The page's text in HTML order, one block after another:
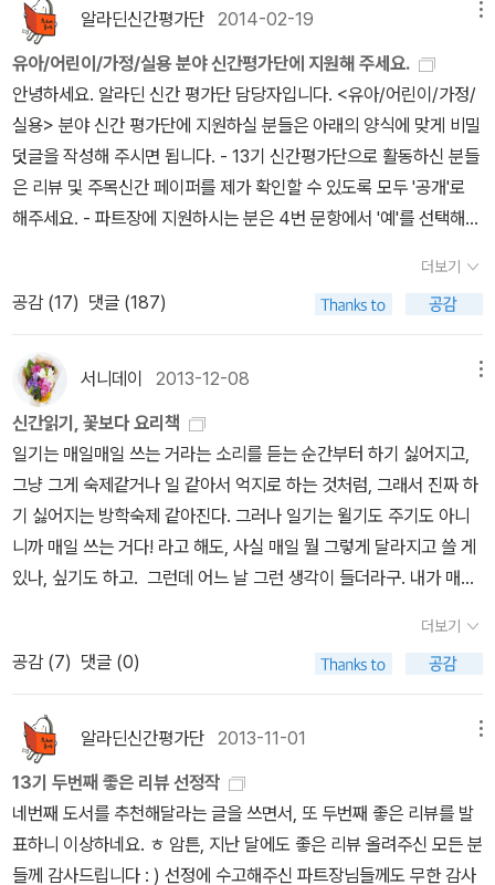
진 (지은이)휴먼앤북스(Human&Books)2013-08-26 3. 우
리 땅 기차여행 김성은 | 조지욱 (지은이)
3-12-05 4. 엄마 손맛이 그립다김상영 | 김경남 (지은이)스타
일북스2013-11-11 5. 세계와 만나는 그림책 무라타 히로코
(글)테즈카 아케미 (그림)강인 (옮긴이)츠지하라 야스오 (감수)사계
절출판사 2013-08-22 이 중 단 한권만을 고른다면 저는 <나쁜
학교>를 고르겠습니다.13기 신간평가단 활동을 하며 감사했습니다.
파트장으로 활동하셨던 ‘꿀꿀페파’님도 수고 많이 하셨습니다.
알라딘신간평가단 2014-02-19
유아/어린이/가정/실용 분야 신간평가단에 지원해 주세요.
안녕하세요. 알라딘 신간 평가단 담당자입니다. <유아/어린이/가정/
실용> 분야 신간 평가단에 지원하실 분들은 아래의 양식에 맞게 비밀
덧글을 작성해 주시면 됩니다. - 13기 신간평가단으로 활동하신 분들
은 리뷰 및 주목신간 페이퍼를 제가 확인할 수 있도록 모두 '공개'로
해주세요. - 파트장에 지원하시는 분은 4번 문항에서 '예'를 선택해
트장을 하셨던 분들도 지원해주셔도 좋습니다 :) 단, 파트장 지원 여
부가 당락에 결정을 미치지는 않습니다. ===============
======================================
======================================
== 1. 간단한 소개 및 하고 싶은 말을 남겨 주세요.2. 최근 작성한 리
뷰 주소를 남겨 주세요. (리뷰 주소를 남기지 않을 경우 선정에서
제외됩니다. 반드시 '가장 최근' 리뷰가 아니어도 됩니다.)3. 13기 신
간평가단으로 활동하셨나요? (예/아니오)4. 유아/어린이/가정/실용
분야 파트장으로 지원하시겠습니까? (예/아니오) ==========
======================================
======================================
======= 신청 기간 : 2월 19일~3월 9일지원하시기 전에 모집 공
지글을 꼭 읽어주세요. 타 분야와의 복수지원이 불가능합니다. 13기
:)아래 도서들에 관심이 가신다면 유아/어린이/가정/실용 분야에 지
원해주세요.
더보기
공감 (17) 댓글 (187)
서니데이 2013-12-08
신간읽기, 꽃보다 요리책
일기는 매일매일 쓰는 거라는 소리를 듣는 순간부터 하기 싫어지고,
그냥 그게 숙제같거나 일 같아서 억지로 하는 것처럼, 그래서 진짜 하
기 싫어지는 방학숙제 같아진다. 그러나 일기는 윌기도 주기도 아니
니까 매일 쓰는 거다! 라고 해도, 사실 매일 뭘 그렇게 달라지고 쓸 게
있나, 싶기도 하고. 그런데 어느 날 그런 생각이 들더라구. 내가 매일
을 벗어날 엄두를 내지 못해서 어쩌면 그런 사실조차 알고싶지 않았
을지도 모른다는 그런 생각말이야. 그래서 일기를 꼭 써보라고 누가
그랬어. 일기를 써보면, 하기 싫겠지만 그래도 조금이라도 써보면, 자
기 기록이 생긴다고. 나는 기억이 나쁘다, 잘 잊어버린다, 계획성 없다
하면서도 쓰는 게 부담스럽던데. 그래도 꼭 어떤 형식을 갖춰서 해야
하는 게 아니라면 할 수 있는 거 아닐까, 그런 생각으로 조금씩 써보면
좋을 것 같은데. 안녕하세요. 어제 페이퍼를 썼는데, 오늘도 또 씁니
다. 매일 쓰는 건 아무래도 안 반가워 하시는 분이 보신다면 좋아하지
더보기
공감 (7) 댓글 (0)
알라딘신간평가단 2013-11-01
13기 두번째 좋은 리뷰 선정작
네번째 도서를 추천해달라는 글을 쓰면서, 또 두번째 좋은 리뷰를 발
표하니 이상하네요. ㅎ 암튼, 지난 달에도 좋은 리뷰 올려주신 모든 분
들께 감사드립니다 : ) 선정에 수고해주신 파트장님들께도 무한 감사